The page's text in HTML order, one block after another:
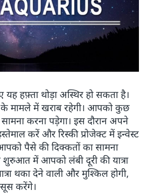
हफ़्ता थोड़ा अस्थिर हो सकता है।
मामले में खराब रहेगी। आपको कुछ
करना पड़ेगा। इस दौरान अपने
करें और रिस्की प्रोजेक्ट में इन्वेस्ट
पैसे की दिक्कतों का सामना
शुरुआत में आपको लंबी दूरी की यात्रा
थका देने वाली और मुश्किल होगी,
करेंगे।